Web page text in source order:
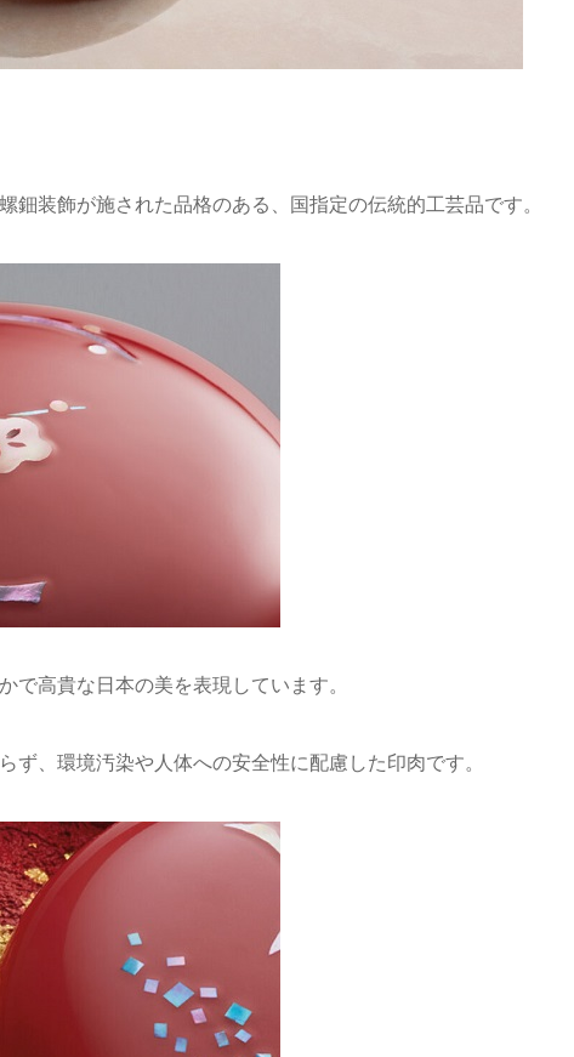
装飾が施された品格のある、国指定の伝統的工芸品です。
で高貴な日本の美を表現しています。
、環境汚染や人体への安全性に配慮した印肉です。